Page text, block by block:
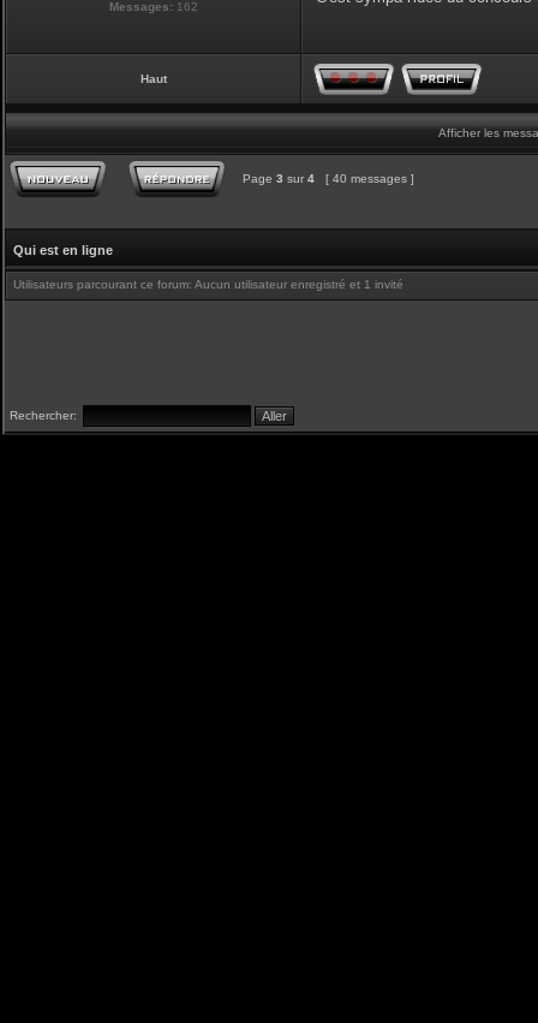
Messages: 162
Haut
Afficher les
Page 3 sur 4 [ 40 messages ]
Qui est en ligne
Utilisateurs parcourant ce forum: Aucun utilisateur enregistré et 1 invité
Rechercher: